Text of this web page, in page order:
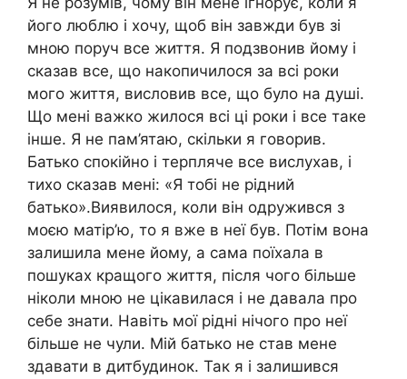
його люблю і хочу, щоб він завжди був зі
мною поруч все життя. Я подзвонив йому і
сказав все, що накопичилося за всі роки
мого життя, висловив все, що було на душі.
Що мені важко жилося всі ці роки і все таке
інше. Я не пам’ятаю, скільки я говорив.
Батько спокійно і терпляче все вислухав, і
тихо сказав мені: «Я тобі не рідний
батько».Виявилося, коли він одружився з
моєю матір’ю, то я вже в неї був. Потім вона
залишила мене йому, а сама поїхала в
пошуках кращого життя, після чого більше
ніколи мною не цікавилася і не давала про
себе знати. Навіть мої рідні нічого про неї
більше не чули. Мій батько не став мене
здавати в дитбудинок. Так я і залишився